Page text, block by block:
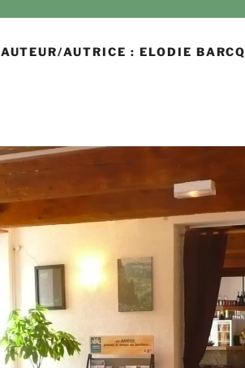
AUTEUR/AUTRICE : ELODIE BARCQ